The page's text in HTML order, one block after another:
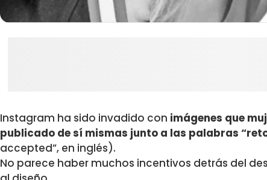
Instagram ha sido invadido con imágenes que
publicado de sí mismas junto a las palabras
accepted”, en inglés).
No parece haber muchos incentivos detrás del